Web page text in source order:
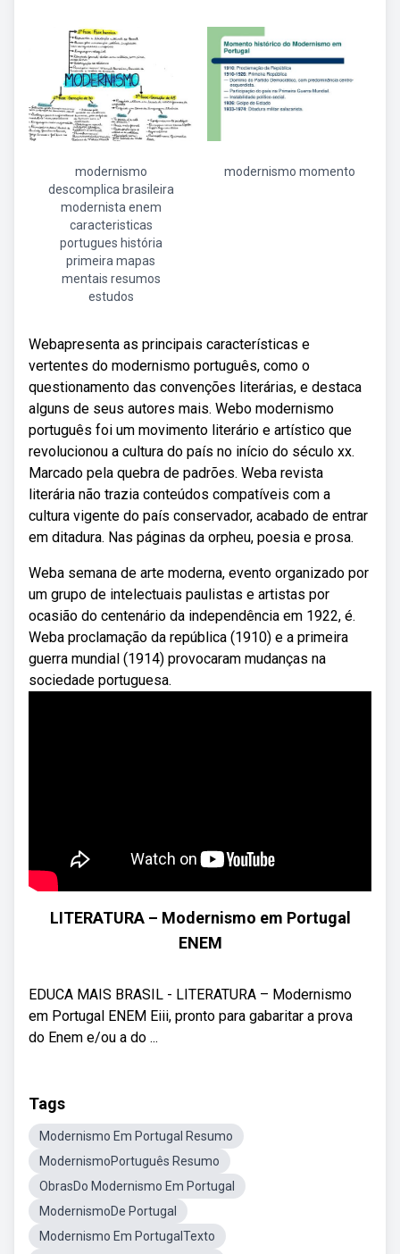
modernismo
descomplica brasileira
modernista enem
caracteristicas
portugues história
primeira mapas
mentais resumos
estudos
modernismo momento
Webapresenta as principais características e
vertentes do modernismo português, como o
questionamento das convenções literárias, e destaca
alguns de seus autores mais. Webo modernismo
português foi um movimento literário e artístico que
revolucionou a cultura do país no início do século xx.
Marcado pela quebra de padrões. Weba revista
literária não trazia conteúdos compatíveis com a
cultura vigente do país conservador, acabado de entrar
em ditadura. Nas páginas da orpheu, poesia e prosa.
Weba semana de arte moderna, evento organizado por
um grupo de intelectuais paulistas e artistas por
ocasião do centenário da independência em 1922, é.
Weba proclamação da república (1910) e a primeira
guerra mundial (1914) provocaram mudanças na
sociedade portuguesa.
LITERATURA – Modernismo em Portugal
ENEM
EDUCA MAIS BRASIL - LITERATURA – Modernismo
em Portugal ENEM Eiii, pronto para gabaritar a prova
do Enem e/ou a do ...
Tags
Modernismo Em Portugal Resumo
ModernismoPortuguês Resumo
ObrasDo Modernismo Em Portugal
ModernismoDe Portugal
Modernismo Em PortugalTexto